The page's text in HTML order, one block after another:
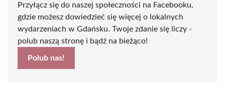
Przyłącz się do naszej społeczności na Facebooku,
gdzie możesz dowiedzieć się więcej o lokalnych
wydarzeniach w Gdańsku. Twoje zdanie się liczy -
polub naszą stronę i bądź na bieżąco!
Polub nas!